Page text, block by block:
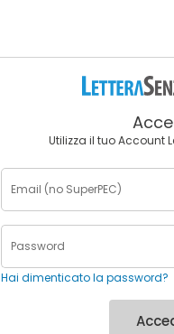
Utilizza il tuo Account
Hai dimenticato la password?